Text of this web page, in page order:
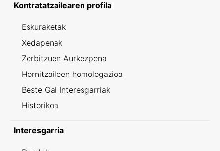
Kontratatzailearen profila
Eskuraketak
Xedapenak
Zerbitzuen Aurkezpena
Hornitzaileen homologazioa
Beste Gai Interesgarriak
Historikoa
Interesgarria